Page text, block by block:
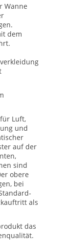
Wanne
dem
Luft,
und
auf der
sind
obere
bei
als
das